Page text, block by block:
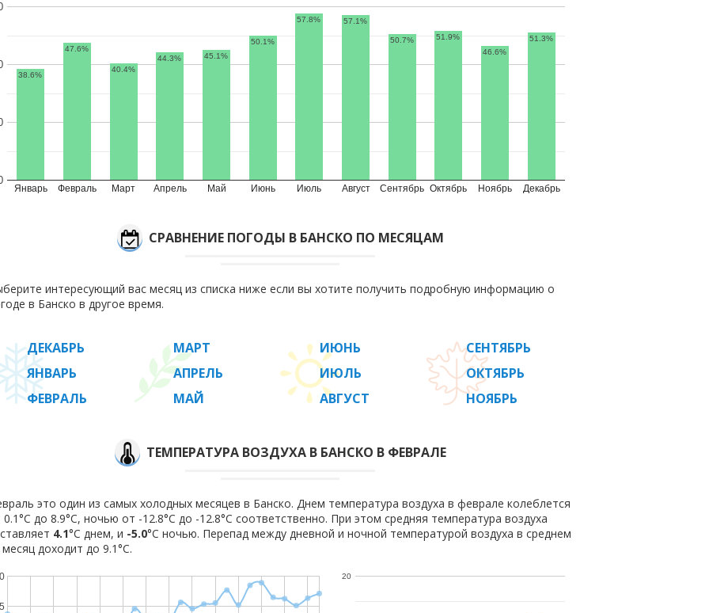
Январь Февраль Март Апрель Май Июнь Июль Август Сентябрь Октябрь Ноябрь Декабрь
38.6%
47.6%
40.4%
44.3% 45.1%
50.1%
57.8% 57.1%
50.7%
51.9%
46.6%
51.3%
СРАВНЕНИЕ ПОГОДЫ В БАНСКО ПО МЕСЯЦАМ
интересующий вас месяц из списка ниже если вы хотите получить подробную информацию о
в Банско в другое время.
ДЕКАБРЬ
ЯНВАРЬ
ФЕВРАЛЬ
МАРТ
АПРЕЛЬ
МАЙ
ИЮНЬ
ИЮЛЬ
АВГУСТ
СЕНТЯБРЬ
ОКТЯБРЬ
НОЯБРЬ
ТЕМПЕРАТУРА ВОЗДУХА В БАНСКО В ФЕВРАЛЕ
это один из самых холодных месяцев в Банско. Днем температура воздуха в феврале колеблется
0.1°C до 8.9°C, ночью от -12.8°C до -12.8°C соответственно. При этом средняя температура воздуха
4.1°C днем, и -5.0°C ночью. Перепад между дневной и ночной температурой воздуха в среднем
месяц доходит до 9.1°С.
5
20